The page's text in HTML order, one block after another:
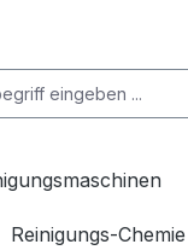
Reinigungs-Chemie